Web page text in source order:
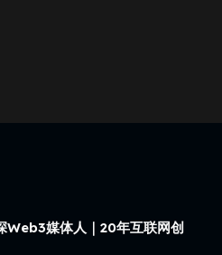
Web3媒体人｜20年互联网创